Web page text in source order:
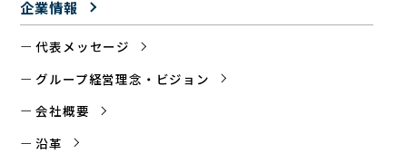
企業情報
代表メッセージ
グループ経営理念・ビジョン
会社概要
沿革